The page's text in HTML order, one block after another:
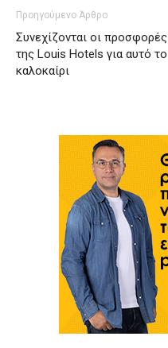
Προηγούμενο Άρθρο
Συνεχίζονται οι προσφορές
της Louis Hotels για αυτό το
καλοκαίρι